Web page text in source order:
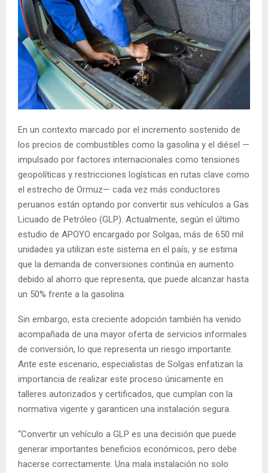
En un contexto marcado por el incremento sostenido de
los precios de combustibles como la gasolina y el diésel —
impulsado por factores internacionales como tensiones
geopolíticas y restricciones logísticas en rutas clave como
el estrecho de Ormuz— cada vez más conductores
peruanos están optando por convertir sus vehículos a Gas
Licuado de Petróleo (GLP). Actualmente, según el último
estudio de APOYO encargado por Solgas, más de 650 mil
unidades ya utilizan este sistema en el país, y se estima
que la demanda de conversiones continúa en aumento
debido al ahorro que representa, que puede alcanzar hasta
un 50% frente a la gasolina.
Sin embargo, esta creciente adopción también ha venido
acompañada de una mayor oferta de servicios informales
de conversión, lo que representa un riesgo importante.
Ante este escenario, especialistas de Solgas enfatizan la
importancia de realizar este proceso únicamente en
talleres autorizados y certificados, que cumplan con la
normativa vigente y garanticen una instalación segura.
“Convertir un vehículo a GLP es una decisión que puede
generar importantes beneficios económicos, pero debe
hacerse correctamente. Una mala instalación no solo